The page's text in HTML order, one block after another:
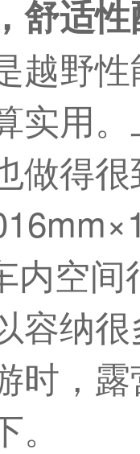
舒适
越野
实用
做得
内空
容纳
时，